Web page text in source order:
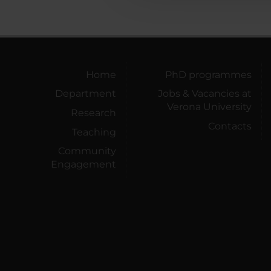
Home
Department
Research
Teaching
Community
Engagement
PhD programmes
Jobs & Vacancies at
Verona University
Contacts